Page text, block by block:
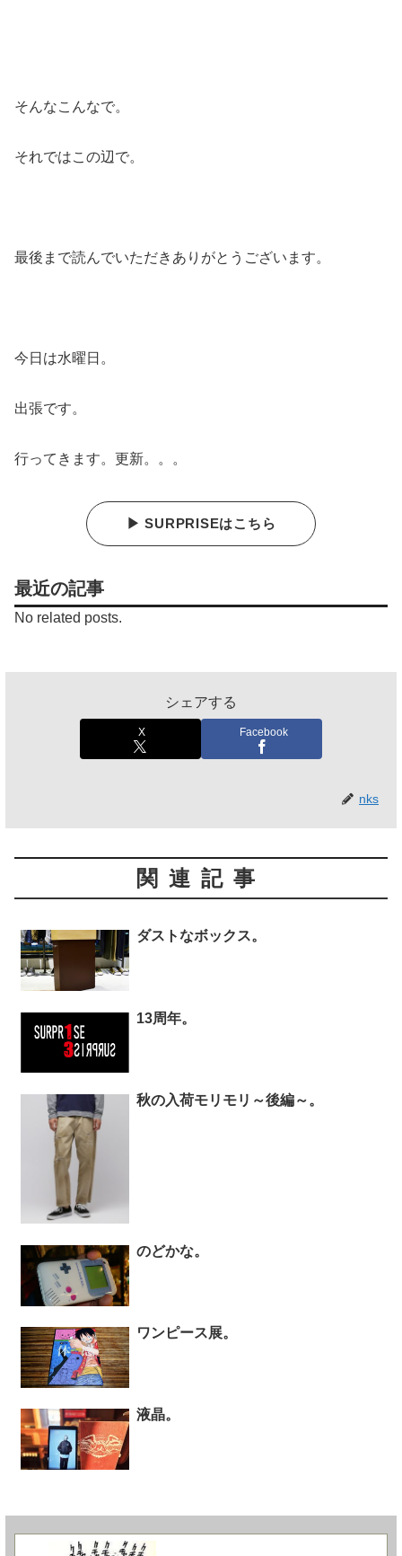
そんなこんなで。
それではこの辺で。
最後まで読んでいただきありがとうございます。
今日は水曜日。
出張です。
行ってきます。更新。。。
▶ SURPRISEはこちら
最近の記事
No related posts.
シェアする
X Facebook
nks
関連記事
ダストなボックス。
13周年。
秋の入荷モリモリ～後編～。
のどかな。
ワンピース展。
液晶。